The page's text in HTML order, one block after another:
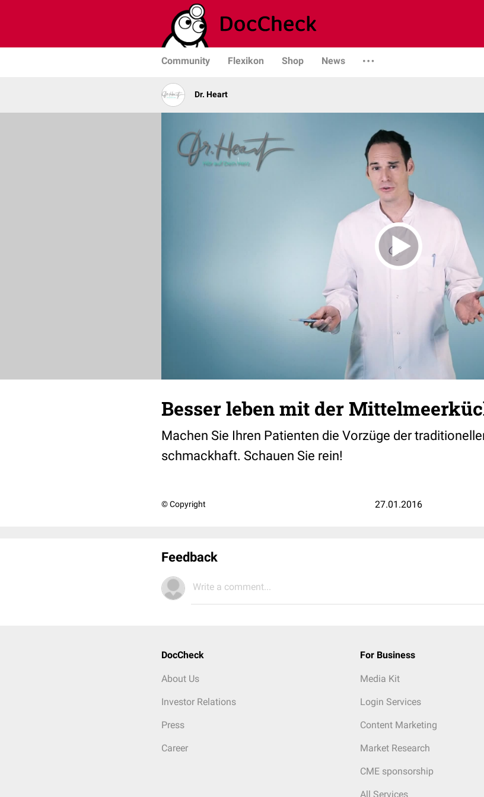
Community Flexikon Shop News
Dr. Heart
Besser leben mit der
Machen Sie Ihren Patienten die Vorzüge der
schmackhaft. Schauen Sie rein!
© Copyright 27.01.2016
Feedback
Write a comment...
DocCheck
About Us
Investor Relations
Press
Career
For Business
Media Kit
Login Services
Content Marketing
Market Research
CME sponsorship
All Services